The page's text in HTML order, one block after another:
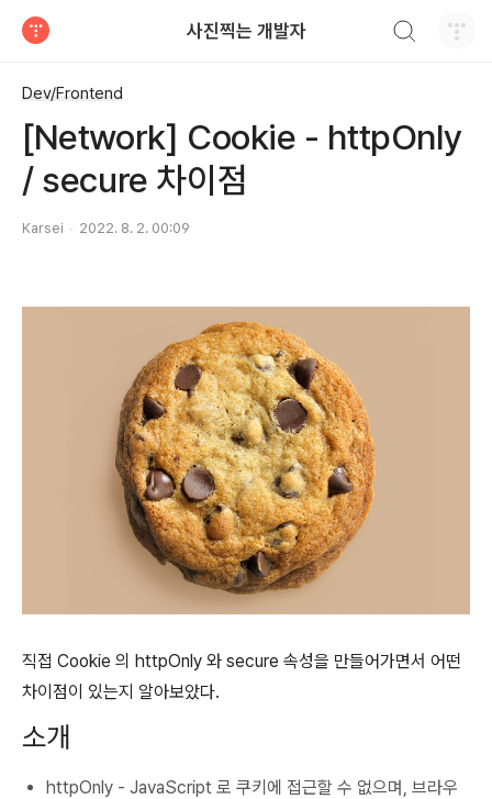
사진찍는 개발자
Dev/Frontend
[Network] Cookie - httpOnly
/ secure 차이점
Karsei 2022. 8. 2. 00:09
직접 Cookie 의 httpOnly 와 secure 속성을 만들어가면서 어떤
차이점이 있는지 알아보았다.
소개
httpOnly - JavaScript 로 쿠키에 접근할 수 없으며, 브라우